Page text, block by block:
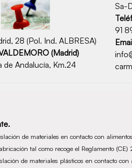
28 (Pol. Ind. ALBRESA)
(Madrid)
de Andalucía, Km.24
Sa-
91
de materiales en contacto con
tal como recoge el Reglamento
de materiales plásticos en contacto